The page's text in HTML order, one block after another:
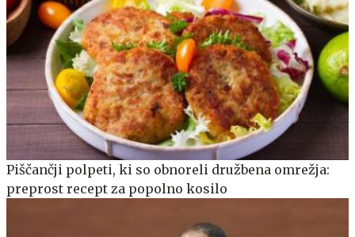
Piščančji polpeti, ki so obnoreli družbena omrežja:
preprost recept za popolno kosilo